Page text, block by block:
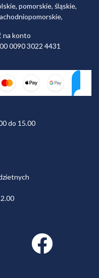
pomorskie, śląskie,
na konto
0090 3022 4431
do 15.00
Facebook link